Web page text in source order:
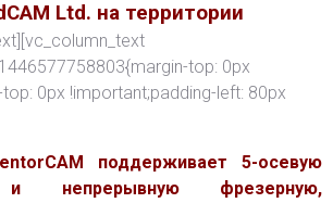
Ltd. на территории
top: 0px
0px !important;padding-left: 80px
поддерживает 5-осевую
и непрерывную фрезерную,